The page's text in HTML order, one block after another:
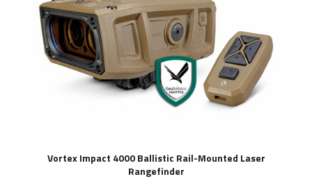
Vortex Impact 4000 Ballistic Rail-Mounted Laser
Rangefinder